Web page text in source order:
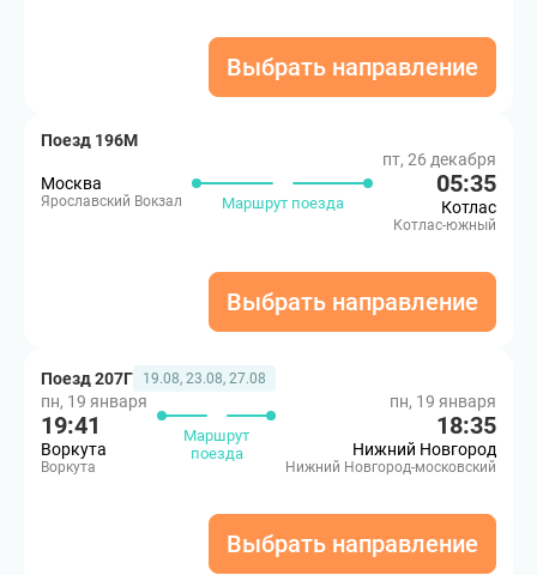
Выбрать направление
Поезд 196М
Москва
Ярославский Вокзал Маршрут поезда
пт, 26 декабря
05:35
Котлас
Котлас-южный
Выбрать направление
Поезд 207Г 19.08, 23.08, 27.08
пн, 19 января
19:41
Воркута
Воркута
Маршрут
поезда
пн, 19 января
18:35
Нижний Новгород
Нижний Новгород-московский
Выбрать направление